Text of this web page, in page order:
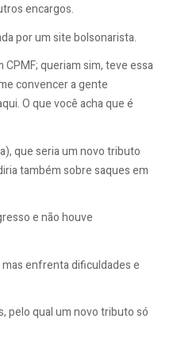
encargos.
por um site bolsonarista.
queriam sim, teve essa
convencer a gente
O que você acha que é
que seria um novo tributo
também sobre saques em
e não houve
enfrenta dificuldades e
pelo qual um novo tributo só